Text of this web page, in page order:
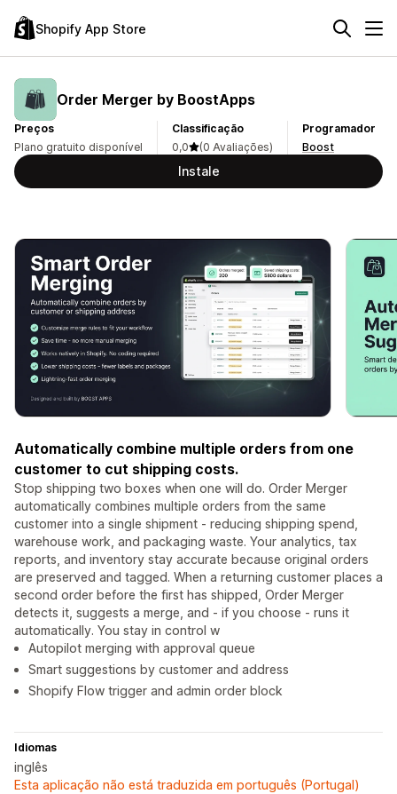
Shopify App Store
Order Merger by BoostApps
Preços
Plano gratuito disponível
Classificação
0,0
(0 Avaliações)
Programador
Boost
Instale
Automatically combine multiple orders from one
customer to cut shipping costs.
Stop shipping two boxes when one will do. Order Merger
automatically combines multiple orders from the same
customer into a single shipment - reducing shipping spend,
warehouse work, and packaging waste. Your analytics, tax
reports, and inventory stay accurate because original orders
are preserved and tagged. When a returning customer places a
second order before the first has shipped, Order Merger
detects it, suggests a merge, and - if you choose - runs it
automatically. You stay in control w
Autopilot merging with approval queue
Smart suggestions by customer and address
Shopify Flow trigger and admin order block
Idiomas
inglês
Esta aplicação não está traduzida em português (Portugal)